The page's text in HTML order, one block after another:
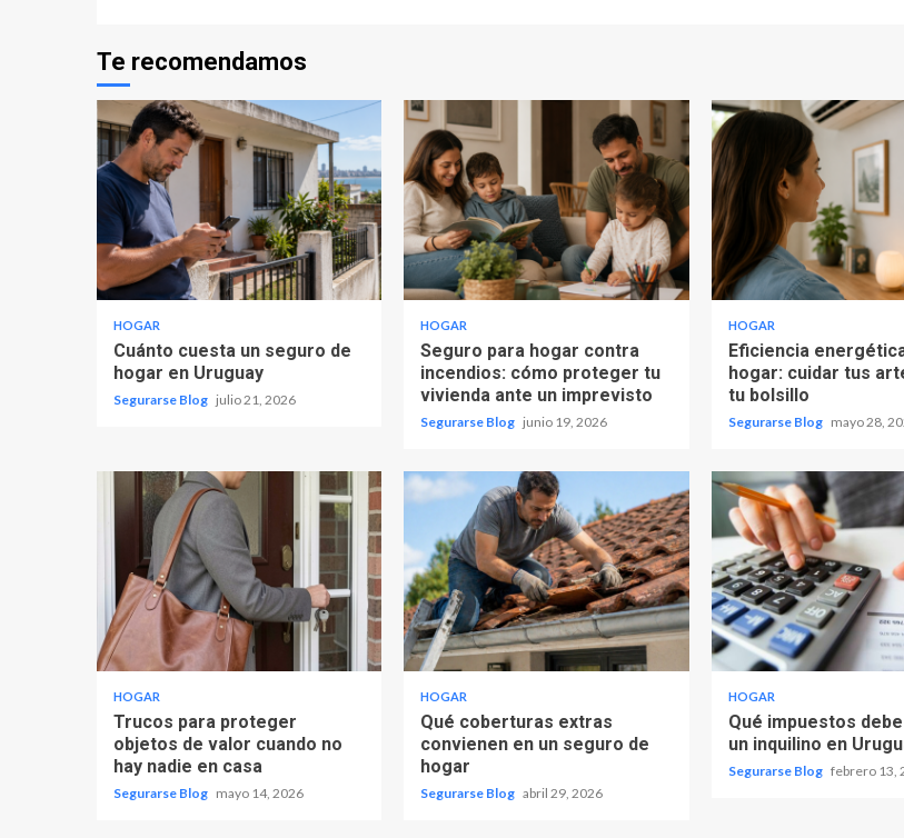
Te recomendamos
HOGAR
Cuánto cuesta un seguro de
hogar en Uruguay
Segurarse Blog julio 21, 2026
HOGAR
Seguro para hogar contra
incendios: cómo proteger tu
vivienda ante un imprevisto
Segurarse Blog junio 19, 2026
HOGAR
Eficiencia
hogar: cuidar tus
tu bolsillo
Segurarse Blog mayo 28,
HOGAR
Trucos para proteger
objetos de valor cuando no
hay nadie en casa
Segurarse Blog mayo 14, 2026
HOGAR
Qué coberturas extras
convienen en un seguro de
hogar
Segurarse Blog abril 29, 2026
HOGAR
Qué impuestos
un inquilino en
Segurarse Blog febrero 13,